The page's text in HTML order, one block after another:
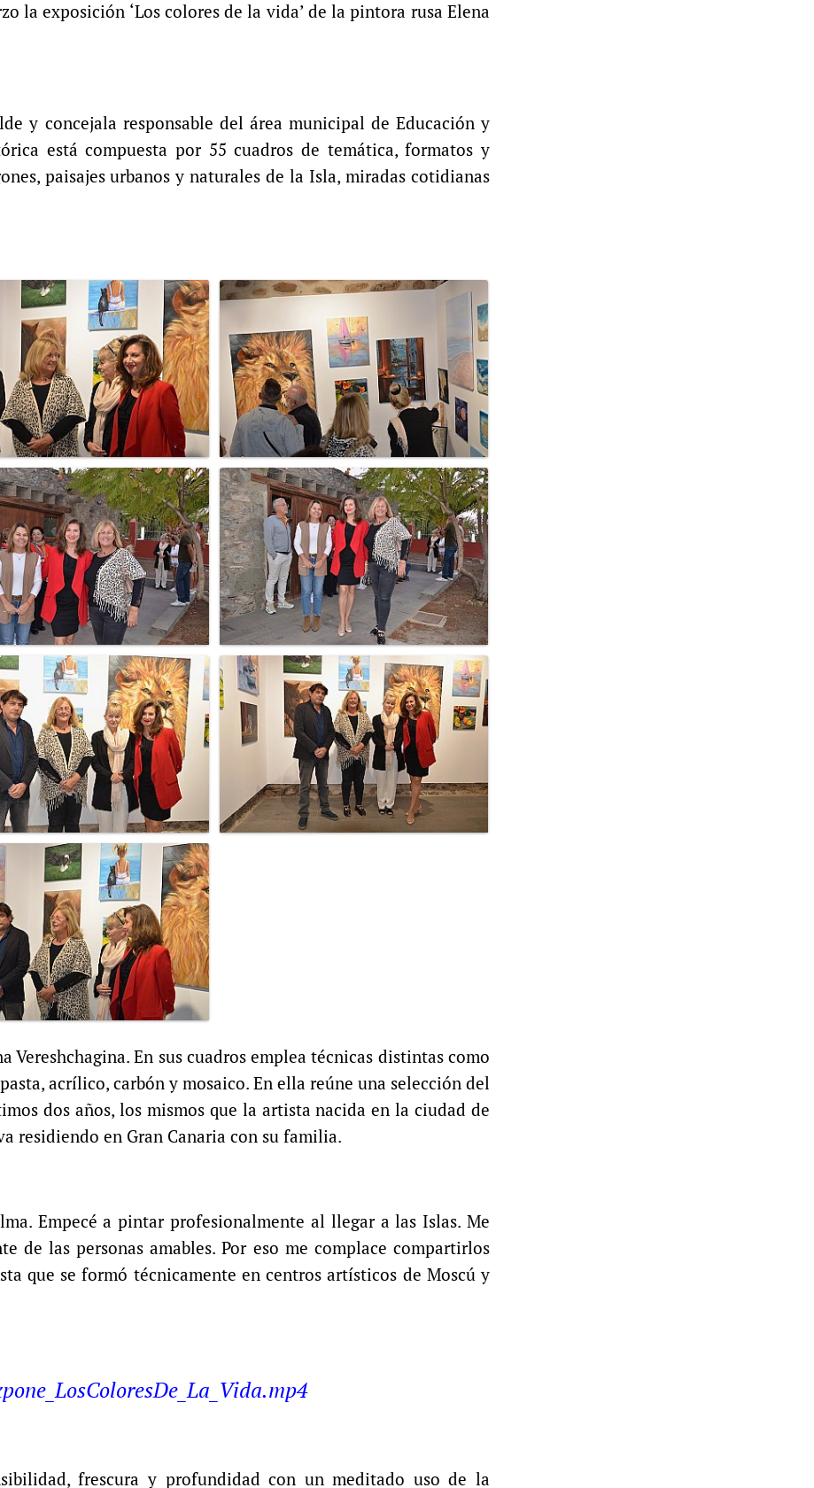
la exposición ‘Los colores de la vida’ de la pintora rusa Elena
y concejala responsable del área municipal de Educación y
está compuesta por 55 cuadros de temática, formatos y
paisajes urbanos y naturales de la Isla, miradas cotidianas
Vereshchagina. En sus cuadros emplea técnicas distintas como
acrílico, carbón y mosaico. En ella reúne una selección del
dos años, los mismos que la artista nacida en la ciudad de
residiendo en Gran Canaria con su familia.
Empecé a pintar profesionalmente al llegar a las Islas. Me
de las personas amables. Por eso me complace compartirlos
que se formó técnicamente en centros artísticos de Moscú y
frescura y profundidad con un meditado uso de la